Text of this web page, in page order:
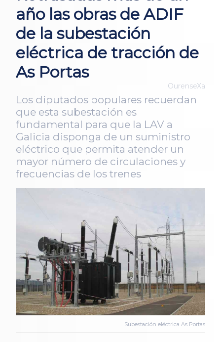
año las obras de ADIF
de la subestación
eléctrica de tracción de
As Portas
OurenseXa
Los diputados populares recuerdan
que esta subestación es
fundamental para que la LAV a
Galicia disponga de un suministro
eléctrico que permita atender un
mayor número de circulaciones y
frecuencias de los trenes
Subestación eléctrica As Portas